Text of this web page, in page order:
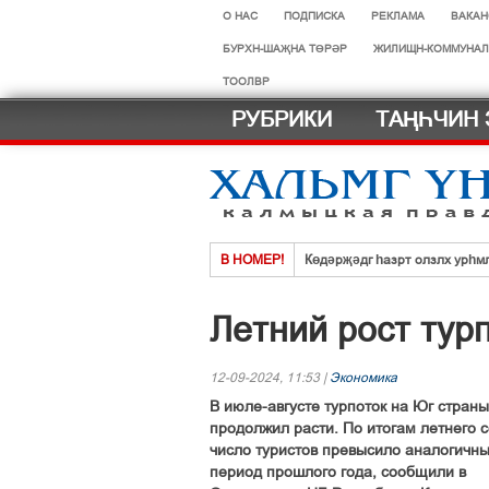
О НАС ПОДПИСКА РЕКЛАМА
БУРХН-ШАҖНА ТӨРӘР ЖИЛИЩН-
ТООЛВР
РУБРИКИ ТАҢҺЧИН
В НОМЕР! Көдәрҗәдг һазрт олзлх
Селәдт ирх сойлын земск
Нег һазра дәәчин һардврт
Летний рост
12-09-2024, 11:53 | Экономика
В июле-августе турпоток на Юг страны
продолжил расти. По итогам летнего
число туристов превысило
период прошлого года, сообщили в